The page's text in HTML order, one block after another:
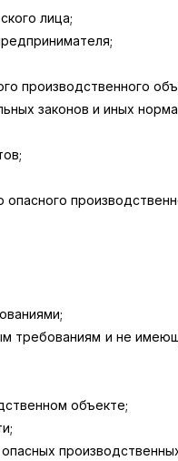
лица;
производственного
законов и иных
требованиям и не
объекте;